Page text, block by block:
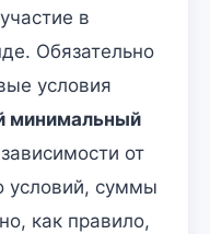
в
Обязательно
условия
минимальный
от
условий, суммы
как правило,